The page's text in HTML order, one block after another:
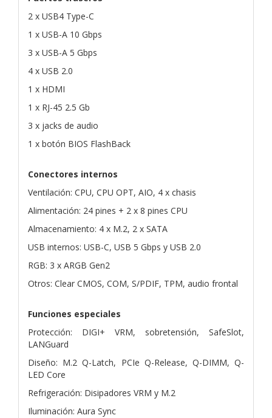
2 x USB4 Type-C
1 x USB-A 10 Gbps
3 x USB-A 5 Gbps
4 x USB 2.0
1 x HDMI
1 x RJ-45 2.5 Gb
3 x jacks de audio
1 x botón BIOS FlashBack
Conectores internos
Ventilación: CPU, CPU OPT, AIO, 4 x chasis
Alimentación: 24 pines + 2 x 8 pines CPU
Almacenamiento: 4 x M.2, 2 x SATA
USB internos: USB-C, USB 5 Gbps y USB 2.0
RGB: 3 x ARGB Gen2
Otros: Clear CMOS, COM, S/PDIF, TPM, audio frontal
Funciones especiales
Protección: DIGI+ VRM, sobretensión, SafeSlot,
LANGuard
Diseño: M.2 Q-Latch, PCIe Q-Release, Q-DIMM, Q-
LED Core
Refrigeración: Disipadores VRM y M.2
Iluminación: Aura Sync